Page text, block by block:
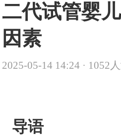
二代试管婴
因素
2025-05-14 14:24 · 1052
导语